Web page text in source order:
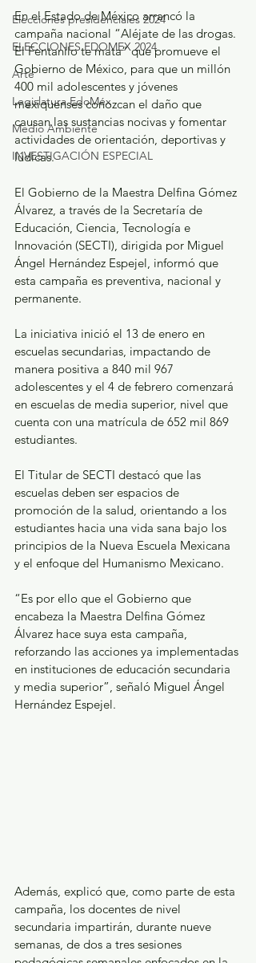
Elecciones presidenciales 2024
ELECCIONES EDOMEX 2024
Arte
Legislatura EdoMéx
Medio Ambiente
INVESTIGACIÓN ESPECIAL
En el Estado de México arrancó la
campaña nacional “Aléjate de las drogas.
El Fentanilo te mata” que promueve el
Gobierno de México, para que un millón
400 mil adolescentes y jóvenes
mexiquenses conozcan el daño que
causan las sustancias nocivas y fomentar
actividades de orientación, deportivas y
lúdicas.
El Gobierno de la Maestra Delfina Gómez
Álvarez, a través de la Secretaría de
Educación, Ciencia, Tecnología e
Innovación (SECTI), dirigida por Miguel
Ángel Hernández Espejel, informó que
esta campaña es preventiva, nacional y
permanente.
La iniciativa inició el 13 de enero en
escuelas secundarias, impactando de
manera positiva a 840 mil 967
adolescentes y el 4 de febrero comenzará
en escuelas de media superior, nivel que
cuenta con una matrícula de 652 mil 869
estudiantes.
El Titular de SECTI destacó que las
escuelas deben ser espacios de
promoción de la salud, orientando a los
estudiantes hacia una vida sana bajo los
principios de la Nueva Escuela Mexicana
y el enfoque del Humanismo Mexicano.
“Es por ello que el Gobierno que
encabeza la Maestra Delfina Gómez
Álvarez hace suya esta campaña,
reforzando las acciones ya implementadas
en instituciones de educación secundaria
y media superior”, señaló Miguel Ángel
Hernández Espejel.
Además, explicó que, como parte de esta
campaña, los docentes de nivel
secundaria impartirán, durante nueve
semanas, de dos a tres sesiones